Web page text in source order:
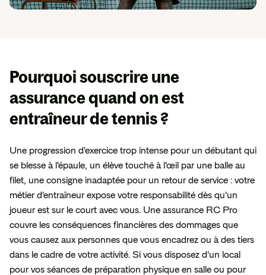
Ensavoirplus
Pourquoi souscrire une
assurancequand on est
entraîneur de tennis ?
Une progression d'exercice trop intense pour un débutant qui
se blesse à l'épaule, un élève touché à l'œil par une balle au
filet, une consigne inadaptée pour un retour de service : votre
métier d'entraîneur expose votre responsabilité dès qu'un
joueur est sur le court avec vous. Une assurance RC Pro
couvre les conséquences financières des dommages que
vous causez aux personnes que vous encadrez ou à des tiers
dans le cadre de votre activité. Si vous disposez d'un local
pour vos séances de préparation physique en salle ou pour